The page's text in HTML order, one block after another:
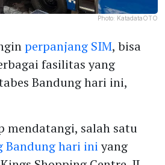
Photo: KatadataOTO
perpanjang SIM, bisa
fasilitas yang
Bandung hari ini,
mendatangi, salah satu
Bandung hari iniyang